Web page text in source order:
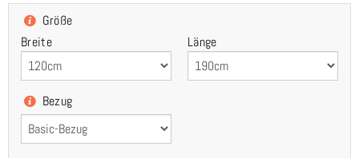
Größe
Breite
Länge
Bezug